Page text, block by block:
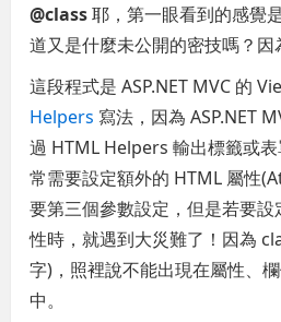
@class耶，第一眼看到的感覺
道又是什麼未公開的密技嗎？因
這段程式是 ASP.NET MVC 的
Helpers 寫法，因為 ASP.NET
過 HTML Helpers 輸出標籤或
常需要設定額外的 HTML 屬性
要第三個參數設定，但是若要
性時，就遇到大災難了！因為
字)，照裡說不能出現在屬性、
中。